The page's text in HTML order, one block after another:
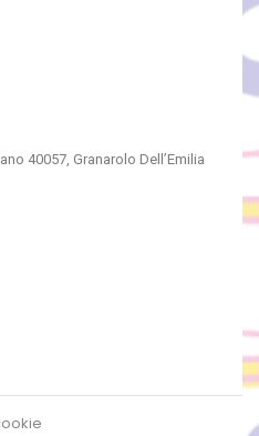
40057, Granarolo Dell’Emilia